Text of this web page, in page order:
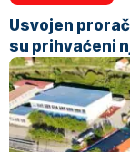
Usvojen
su prihvaćeni